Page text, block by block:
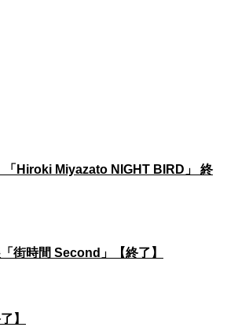
Hiroki Miyazato NIGHT BIRD」 終
街時間 Second」【終了】
】